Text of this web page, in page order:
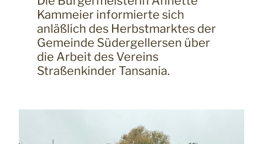
Kammeier informierte sich
anläßlich des Herbstmarktes der
Gemeinde Südergellersen über
die Arbeit des Vereins
Straßenkinder Tansania.